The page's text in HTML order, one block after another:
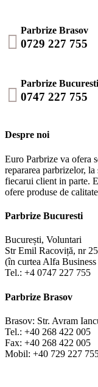

Parbrize Brasov
0729 227 755

Parbrize Bucuresti
0747 227 755
Despre noi
Euro Parbrize va ofera
repararea parbrizelor,
fiecarui client in parte.
ofere produse de
Parbrize Bucuresti
București, Voluntari
Str Emil Racoviță, nr
(în curtea Alfa
Tel.: +4 0747 227 755
Parbrize Brasov
Brasov: Str. Avram
Tel.: +40 268 422 005
Fax: +40 268 422 005
Mobil: +40 729 227